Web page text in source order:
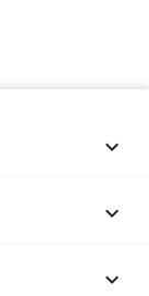


